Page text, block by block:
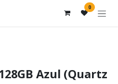
0
Azul (Quartz